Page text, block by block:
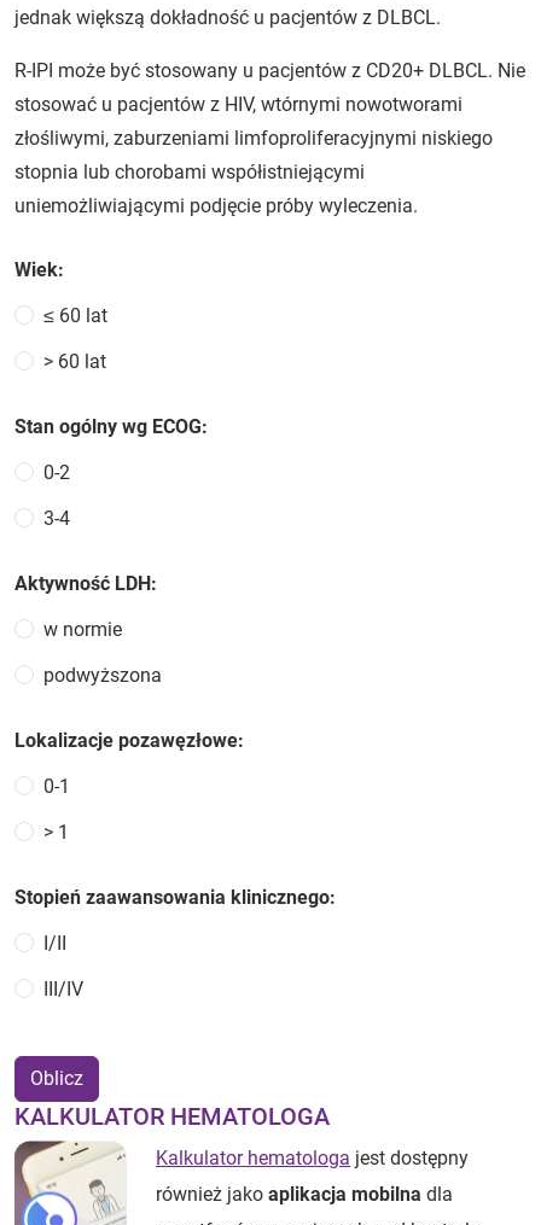
jednak większą dokładność u pacjentów z DLBCL.
R-IPI może być stosowany u pacjentów z CD20+ DLBCL. Nie
stosować u pacjentów z HIV, wtórnymi nowotworami
złośliwymi, zaburzeniami limfoproliferacyjnymi niskiego
stopnia lub chorobami współistniejącymi
uniemożliwiającymi podjęcie próby wyleczenia.
Wiek:
≤ 60 lat
> 60 lat
Stan ogólny wg ECOG:
0-2
3-4
Aktywność LDH:
w normie
podwyższona
Lokalizacje pozawęzłowe:
0-1
> 1
Stopień zaawansowania klinicznego:
I/II
III/IV
Oblicz
KALKULATOR HEMATOLOGA
Kalkulator hematologa jest dostępny
również jako aplikacja mobilna dla